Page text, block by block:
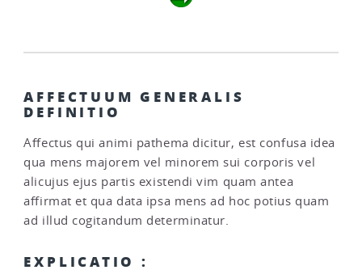
AFFECTUUM GENERALIS
DEFINITIO
Affectus qui animi pathema dicitur, est confusa idea
qua mens majorem vel minorem sui corporis vel
alicujus ejus partis existendi vim quam antea
affirmat et qua data ipsa mens ad hoc potius quam
ad illud cogitandum determinatur.
EXPLICATIO :